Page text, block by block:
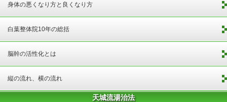
身体の悪くなり方と良くなり方
白葉整体院10年の総括
脳幹の活性化とは
縦の流れ、横の流れ
天城流湯治法